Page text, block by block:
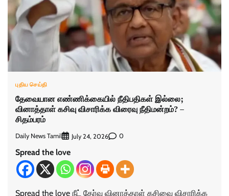
புதிய செய்தி
தேவையான எண்ணிக்கையில் நீதிபதிகள் இல்லை;
வினாத்தாள் கசிவு விசாரிக்க விரைவு நீதிமன்றம்? –
சிதம்பரம்
Daily News Tamil July 24, 2026 0
Spread the love
Spread the love நீட் தேர்வு வினாத்தாள் கசிவை விசாரிக்க